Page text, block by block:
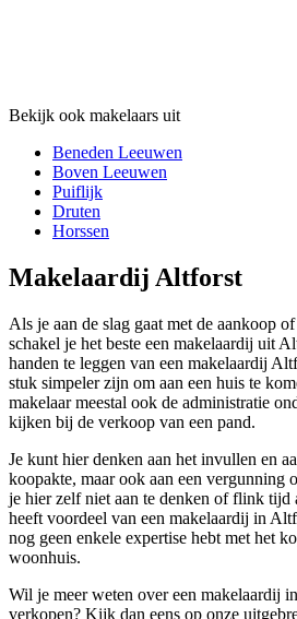
Bekijk ook makelaars uit
Beneden Leeuwen
Boven Leeuwen
Puiflijk
Druten
Horssen
Makelaardij Altforst
Als je aan de slag gaat met de aankoop
schakel je het beste een makelaardij uit
handen te leggen van een makelaardij
stuk simpeler zijn om aan een huis te
makelaar meestal ook de administratie
kijken bij de verkoop van een pand.
Je kunt hier denken aan het invullen en
koopakte, maar ook aan een vergunning
je hier zelf niet aan te denken of flink tijd
heeft voordeel van een makelaardij in
nog geen enkele expertise hebt met het
woonhuis.
Wil je meer weten over een makelaardij
verkopen? Kijk dan eens op onze